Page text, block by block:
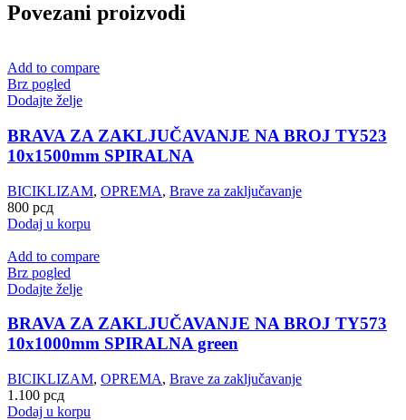
Povezani proizvodi
Add to compare
Brz pogled
Dodajte želje
BRAVA ZA ZAKLJUČAVANJE NA BROJ TY523
10x1500mm SPIRALNA
BICIKLIZAM, OPREMA, Brave za zaključavanje
800 рсд
Dodaj u korpu
Add to compare
Brz pogled
Dodajte želje
BRAVA ZA ZAKLJUČAVANJE NA BROJ TY573
10x1000mm SPIRALNA green
BICIKLIZAM, OPREMA, Brave za zaključavanje
1.100 рсд
Dodaj u korpu